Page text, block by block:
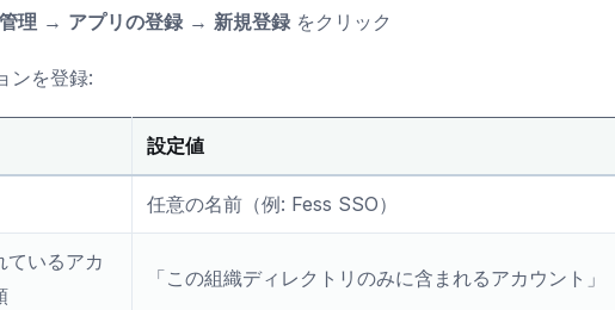
管理 → アプリの登録→ 新規登録をクリック
ンを登録:
設定値
任意の名前（例: Fess SSO）
ているアカ
「この組織ディレクトリのみに含まれるアカウント」